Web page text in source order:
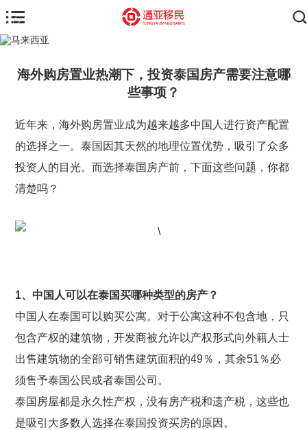
海外购房置业热潮下，投资泰国房产需要注意哪
些事项？
近年来，海外购房置业成为越来越多中国人进行资产配置
的选择之一。泰国因其天然的地理位置优势，吸引了众多
投资人的目光。而选择泰国房产前，下面这些问题，你都
清楚吗？
1、中国人可以在泰国买哪种类型的房产？
中国人在泰国可以购买公寓。对于公寓这种不包含地，只
包含产权的建筑物，开发商被允许以产权形式向外籍人士
出售建筑物的全部可销售建筑面积的49％，其余51％必
须售予泰国公民或者泰国公司。
泰国房屋都是永久性产权，没有房产税和遗产税，这些也
是吸引大多数人选择在泰国投资买房的原因。